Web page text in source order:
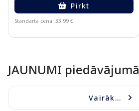
Pirkt
Standarta cena: 33.99 €
JAUNUMI piedāvājumā
Vairāk...